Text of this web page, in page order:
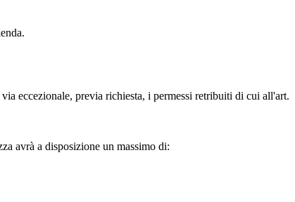
eccezionale, previa richiesta, i permessi retribuiti di cui all'art.
avrà a disposizione un massimo di: